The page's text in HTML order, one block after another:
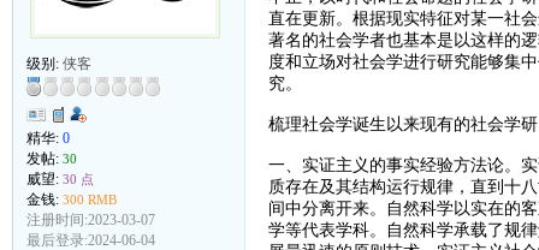
级别: 侠客
精华: 0
发帖: 30
威望: 30 点
金钱: 300 RMB
注册时间:2023-03-07
最后登录:2024-06-04
直在更新。根据现实特征对某一社
著名的社会学者也基本是以这样的
度和立场对社会学进行研究能够集
究。
梳理社会学诞生以来现有的社会学
一、实证主义的事实经验方法论。
质存在及其结构运行规律，直到十
间中分离开来。自然科学以实在的
学等代表学科。自然科学承载了规